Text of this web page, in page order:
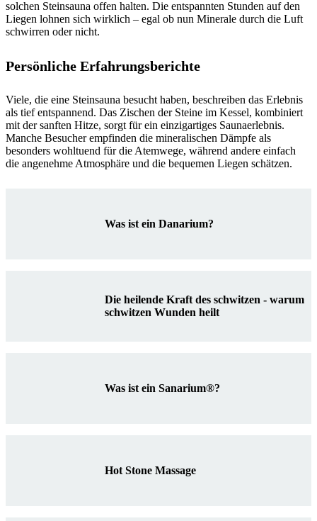
solchen Steinsauna offen halten. Die entspannten Stunden auf den
Liegen lohnen sich wirklich – egal ob nun Minerale durch die Luft
schwirren oder nicht.
Persönliche Erfahrungsberichte
Viele, die eine Steinsauna besucht haben, beschreiben das Erlebnis
als tief entspannend. Das Zischen der Steine im Kessel, kombiniert
mit der sanften Hitze, sorgt für ein einzigartiges Saunaerlebnis.
Manche Besucher empfinden die mineralischen Dämpfe als
besonders wohltuend für die Atemwege, während andere einfach
die angenehme Atmosphäre und die bequemen Liegen schätzen.
Was ist ein Danarium?
Die heilende Kraft des schwitzen - warum
schwitzen Wunden heilt
Was ist ein Sanarium®?
Hot Stone Massage